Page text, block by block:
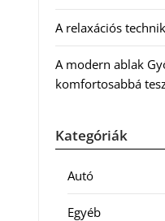
A relaxációs
A modern ablak
komfortosabbá
Kategóriák
Autó
Egyéb